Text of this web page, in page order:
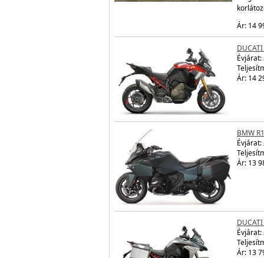
Ár: 14
Évjárat:
Ár: 14
BMW
Évjárat:
Ár: 13
Évjárat:
Ár: 13